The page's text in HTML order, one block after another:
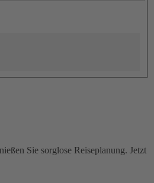
Sie sorglose Reiseplanung. Jetzt